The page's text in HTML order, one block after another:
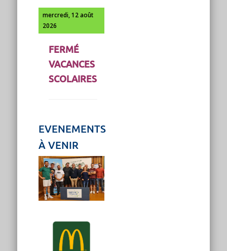
mercredi, 12 août
2026
FERMÉ
VACANCES
SCOLAIRES
EVENEMENTS
À VENIR